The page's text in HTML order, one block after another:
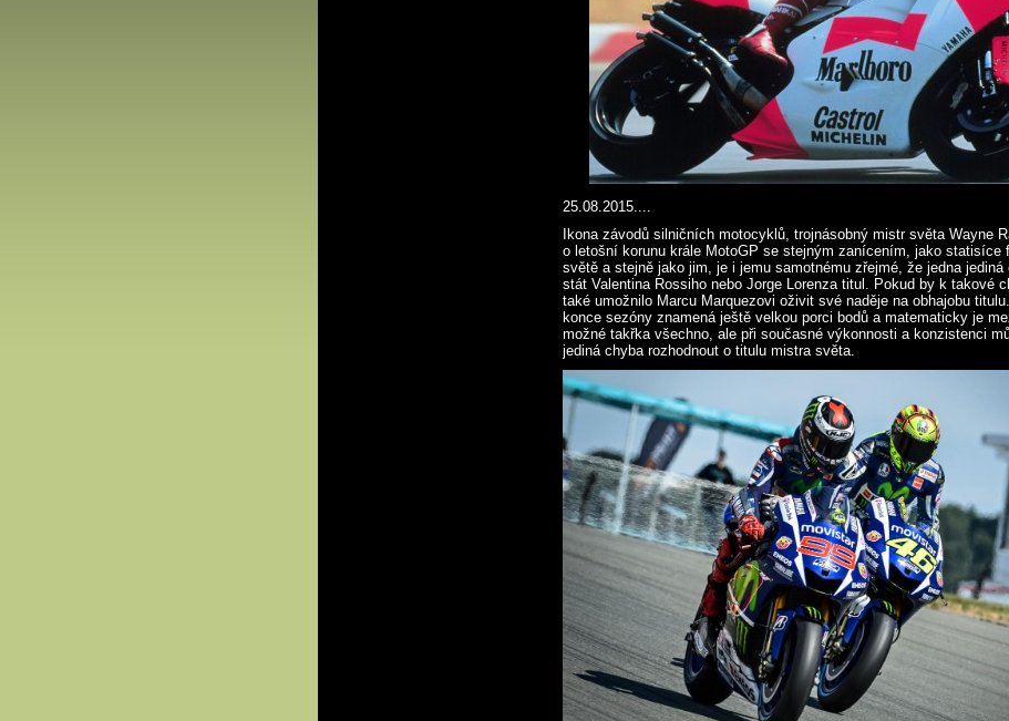
25.08.2015....
Ikona závodů silničních motocyklů, trojnásobný mistr světa Wayne
o letošní korunu krále MotoGP se stejným zanícením, jako statisíce
světě a stejně jako jim, je i jemu samotnému zřejmé, že jedna jediná
stát Valentina Rossiho nebo Jorge Lorenza titul. Pokud by k takové
také umožnilo Marcu Marquezovi oživit své naděje na obhajobu
konce sezóny znamená ještě velkou porci bodů a matematicky je
možné takřka všechno, ale při současné výkonnosti a konzistenci
jediná chyba rozhodnout o titulu mistra světa.